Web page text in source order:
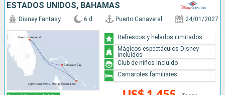
ESTADOS UNIDOS, BAHAMAS
Disney Fantasy 6 d Puerto Canaveral 24/01/2027
Refrescos y helados ilimitados
Mágicos espectáculos Disney
incluidos
Club de niños incluido
Camarotes familiares